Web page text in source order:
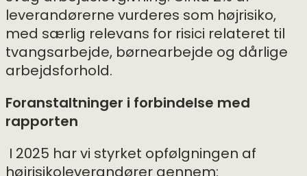
leverandørerne vurderes som højrisiko,
med særlig relevans for risici relateret til
tvangsarbejde, børnearbejde og dårlige
arbejdsforhold.
Foranstaltninger i forbindelse med
rapporten
I 2025 har vi styrket opfølgningen af